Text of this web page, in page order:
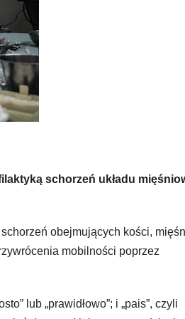
schorzeń układu
obejmujących kości,
mobilności poprzez
lub „prawidłowo”; i „pais”, czyli